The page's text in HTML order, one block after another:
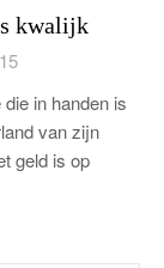
kwalijk
in handen is
van zijn
geld is op